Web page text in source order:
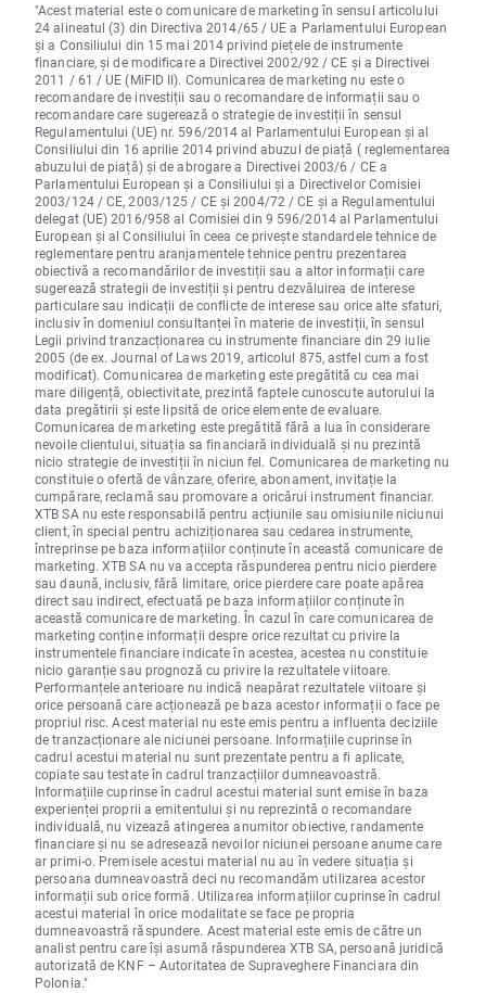
"Acest material este o comunicare de marketing în sensul articolului
24 alineatul (3) din Directiva 2014/65 / UE a Parlamentului European
și a Consiliului din 15 mai 2014 privind piețele de instrumente
financiare, și de modificare a Directivei 2002/92 / CE și a Directivei
2011 / 61 / UE (MiFID II). Comunicarea de marketing nu este o
recomandare de investiții sau o recomandare de informații sau o
recomandare care sugerează o strategie de investiții în sensul
Regulamentului (UE) nr. 596/2014 al Parlamentului European și al
Consiliului din 16 aprilie 2014 privind abuzul de piață ( reglementarea
abuzului de piață) și de abrogare a Directivei 2003/6 / CE a
Parlamentului European și a Consiliului și a Directivelor Comisiei
2003/124 / CE, 2003/125 / CE și 2004/72 / CE și a Regulamentului
delegat (UE) 2016/958 al Comisiei din 9 596/2014 al Parlamentului
European și al Consiliului în ceea ce privește standardele tehnice de
reglementare pentru aranjamentele tehnice pentru prezentarea
obiectivă a recomandărilor de investiții sau a altor informații care
sugerează strategii de investiții și pentru dezvăluirea de interese
particulare sau indicații de conflicte de interese sau orice alte sfaturi,
inclusiv în domeniul consultanței în materie de investiții, în sensul
Legii privind tranzacționarea cu instrumente financiare din 29 iulie
2005 (de ex. Journal of Laws 2019, articolul 875, astfel cum a fost
modificat). Comunicarea de marketing este pregătită cu cea mai
mare diligență, obiectivitate, prezintă faptele cunoscute autorului la
data pregătirii și este lipsită de orice elemente de evaluare.
Comunicarea de marketing este pregătită fără a lua în considerare
nevoile clientului, situația sa financiară individuală și nu prezintă
nicio strategie de investiții în niciun fel. Comunicarea de marketing nu
constituie o ofertă de vânzare, oferire, abonament, invitație la
cumpărare, reclamă sau promovare a oricărui instrument financiar.
XTB SA nu este responsabilă pentru acțiunile sau omisiunile niciunui
client, în special pentru achiziționarea sau cedarea instrumente,
întreprinse pe baza informațiilor conținute în această comunicare de
marketing. XTB SA nu va accepta răspunderea pentru nicio pierdere
sau daună, inclusiv, fără limitare, orice pierdere care poate apărea
direct sau indirect, efectuată pe baza informațiilor conținute în
această comunicare de marketing. În cazul în care comunicarea de
marketing conține informații despre orice rezultat cu privire la
instrumentele financiare indicate în acestea, acestea nu constituie
nicio garanție sau prognoză cu privire la rezultatele viitoare.
Performanțele anterioare nu indică neapărat rezultatele viitoare și
orice persoană care acționează pe baza acestor informații o face pe
propriul risc. Acest material nu este emis pentru a influenta deciziile
de tranzacționare ale niciunei persoane. Informațiile cuprinse în
cadrul acestui material nu sunt prezentate pentru a fi aplicate,
copiate sau testate în cadrul tranzacțiilor dumneavoastră.
Informațiile cuprinse în cadrul acestui material sunt emise în baza
experienței proprii a emitentului și nu reprezintă o recomandare
individuală, nu vizează atingerea anumitor obiective, randamente
financiare și nu se adresează nevoilor niciunei persoane anume care
ar primi-o. Premisele acestui material nu au în vedere situația și
persoana dumneavoastră deci nu recomandăm utilizarea acestor
informații sub orice formă. Utilizarea informațiilor cuprinse în cadrul
acestui material în orice modalitate se face pe propria
dumneavoastră răspundere. Acest material este emis de către un
analist pentru care își asumă răspunderea XTB SA, persoană juridică
autorizată de KNF – Autoritatea de Supraveghere Financiara din
Polonia."